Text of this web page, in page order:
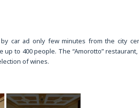
car ad only few minutes from the city
to 400 people. The “Amorotto”
of wines.